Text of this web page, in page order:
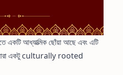
আধ্যাত্মিক ছোঁয়া আছে এবং এটি
যারা একটু culturally rooted